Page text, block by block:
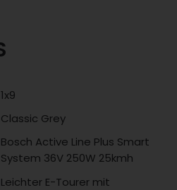
1x9
Classic Grey
Bosch Active Line Plus Smart
System 36V 250W 25kmh
Leichter E-Tourer mit